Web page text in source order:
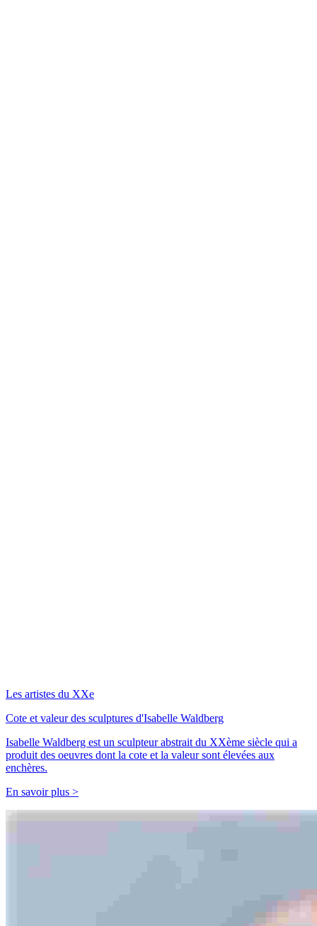
Les artistes du XXe
Cote et valeur des sculptures d'Isabelle Waldberg
Isabelle Waldberg est un sculpteur abstrait du XXème siècle qui a
produit des oeuvres dont la cote et la valeur sont élevées aux
enchères.
En savoir plus >